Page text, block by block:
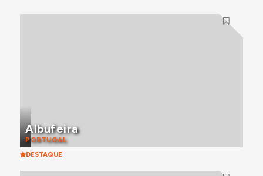
Albufeira
PORTUGAL
DESTAQUE